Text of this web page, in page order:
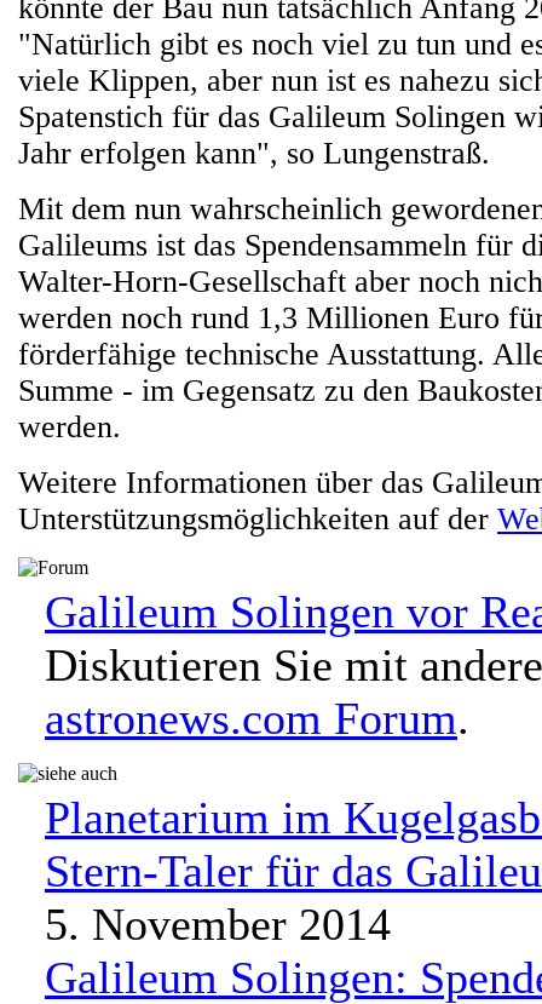
könnte der Bau nun tatsächlich Anfang
"Natürlich gibt es noch viel zu tun und
viele Klippen, aber nun ist es nahezu
Spatenstich für das Galileum Solingen
Jahr erfolgen kann", so Lungenstraß.
Mit dem nun wahrscheinlich
Galileums ist das Spendensammeln für
Walter-Horn-Gesellschaft aber noch
werden noch rund 1,3 Millionen Euro
förderfähige technische Ausstattung.
Summe - im Gegensatz zu den
werden.
Weitere Informationen über das
Unterstützungsmöglichkeiten auf der
Galileum Solingen vor
Diskutieren Sie mit
astronews.com Forum.
Planetarium im
Stern-Taler für das
5. November 2014
Galileum Solingen: